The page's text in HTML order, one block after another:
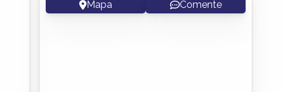
Mapa Comente